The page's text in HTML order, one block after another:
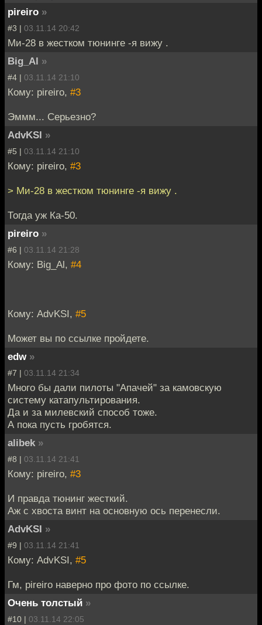
pireiro »
#3 | 03.11.14 20:42
Ми-28 в жестком тюнинге -я вижу .
Big_Al »
#4 | 03.11.14 21:10
Кому: pireiro, #3
Эммм... Серьезно?
AdvKSI »
#5 | 03.11.14 21:10
Кому: pireiro, #3
> Ми-28 в жестком тюнинге -я вижу .
Тогда уж Ка-50.
pireiro »
#6 | 03.11.14 21:28
Кому: Big_Al, #4
Кому: AdvKSI, #5
Может вы по ссылке пройдете.
edw »
#7 | 03.11.14 21:34
Много бы дали пилоты "Апачей" за камовскую
систему катапультирования.
Да и за милевский способ тоже.
А пока пусть гробятся.
alibek »
#8 | 03.11.14 21:41
Кому: pireiro, #3
И правда тюнинг жесткий.
Аж с хвоста винт на основную ось перенесли.
AdvKSI »
#9 | 03.11.14 21:41
Кому: AdvKSI, #5
Гм, pireiro наверно про фото по ссылке.
Очень толстый »
#10 | 03.11.14 22:05